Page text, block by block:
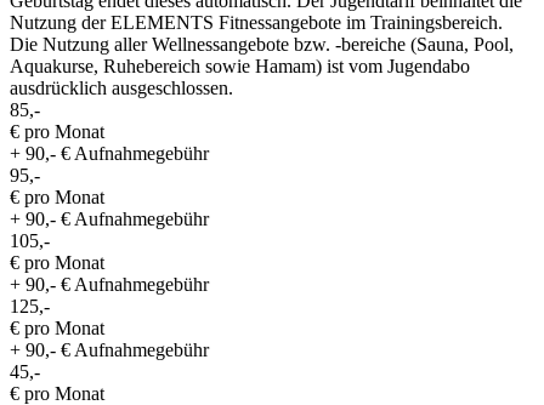
Nutzung der ELEMENTS Fitnessangebote im Trainingsbereich.
Die Nutzung aller Wellnessangebote bzw. -bereiche (Sauna, Pool,
Aquakurse, Ruhebereich sowie Hamam) ist vom Jugendabo
ausdrücklich ausgeschlossen.
85,-
€ pro Monat
+ 90,- € Aufnahmegebühr
95,-
€ pro Monat
+ 90,- € Aufnahmegebühr
105,-
€ pro Monat
+ 90,- € Aufnahmegebühr
125,-
€ pro Monat
+ 90,- € Aufnahmegebühr
45,-
€ pro Monat